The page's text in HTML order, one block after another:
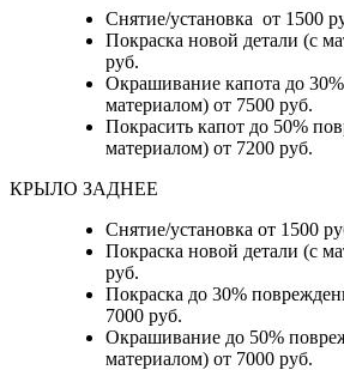
Снятие/установка от 1500
Покраска новой детали (с
руб.
Окрашивание капота до
материалом) от 7500 руб.
Покрасить капот до 50%
материалом) от 7200 руб.
КРЫЛО ЗАДНЕЕ
Снятие/установка от 1500
Покраска новой детали (с
руб.
Покраска до 30%
7000 руб.
Окрашивание до 50%
материалом) от 7000 руб.